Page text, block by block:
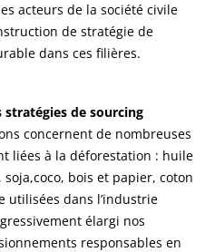
acteurs de la société civile
de stratégie de
dans ces filières.
stratégies de sourcing
concernent de nombreuses
liées à la déforestation : huile
bois et papier, coton
utilisées dans l’industrie
élargi nos
responsables en